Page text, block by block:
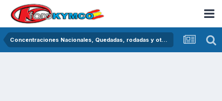
Concentraciones Nacionales, Quedadas, rodadas y otras crónicas del asfalto